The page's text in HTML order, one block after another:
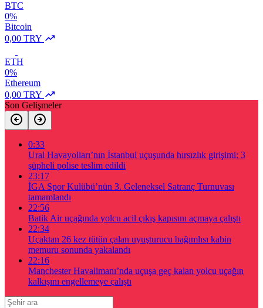
BTC
0%
Bitcoin
0,00 TRY
ETH
0%
Ethereum
0,00 TRY
Son Gelişmeler
0:33
Ural Havayolları’nın İstanbul uçuşunda hırsızlık girişimi: 3
şüpheli polise teslim edildi
23:17
İGA Spor Kulübü’nün 3. Geleneksel Satranç Turnuvası
tamamlandı
22:56
Batik Air uçağında yolcu acil çıkış kapısını açmaya çalıştı
22:34
Uçaktan 26 kez tütün çalan uyuşturucu bağımlısı kabin
memuru sonunda yakalandı
22:16
Manchester Havalimanı’nda uçuşa geç kalan yolcu uçağın
kalkışını engellemeye çalıştı